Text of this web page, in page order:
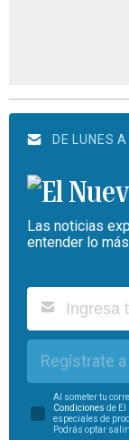
DE LUNES
Las noticias
entender lo
Regístrate
Al someter tu
Condiciones de El
especiales de
Podrás optar